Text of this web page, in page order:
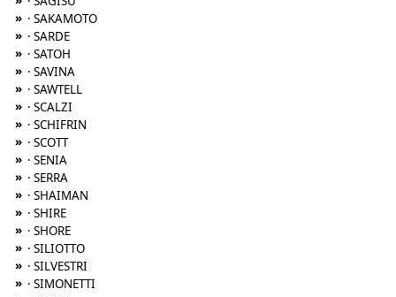
» · SAKAMOTO
» · SARDE
» · SATOH
» · SAVINA
» · SAWTELL
» · SCALZI
» · SCHIFRIN
» · SCOTT
» · SENIA
» · SERRA
» · SHAIMAN
» · SHIRE
» · SHORE
» · SILIOTTO
» · SILVESTRI
» · SIMONETTI